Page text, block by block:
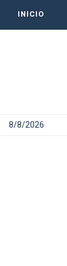
INICIO
8/8/2026